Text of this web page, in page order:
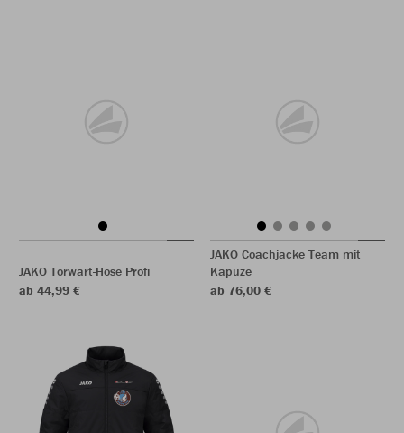
JAKO Torwart-Hose Profi
ab 44,99 €
JAKO Coachjacke Team mit
Kapuze
ab 76,00 €